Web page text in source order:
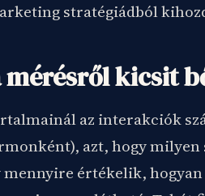
stratégiádból
mérésről kicsit
az interakciók
azt, hogy
értékelik,